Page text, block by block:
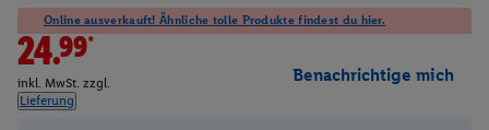
Online ausverkauft! Ähnliche tolle Produkte findest du hier.
24.99*
inkl. MwSt. zzgl.
Lieferung
Benachrichtige mich